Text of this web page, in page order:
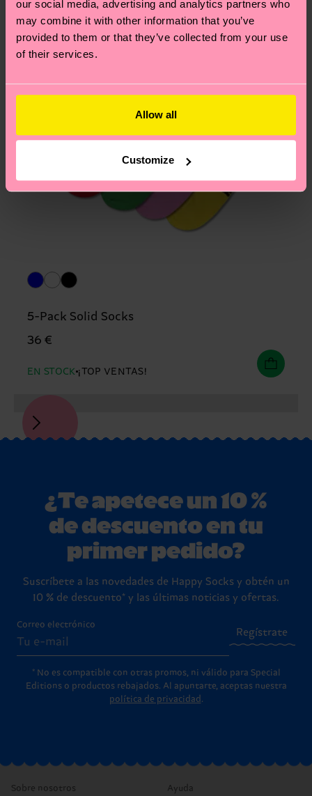
our social media, advertising and analytics partners who
may combine it with other information that you’ve
provided to them or that they’ve collected from your use
of their services.
Allow all
Customize
24% Poliamida, 1% Elastano
5-Pack Solid Socks
36 €
EN STOCK ¡TOP VENTAS!
¿Te apetece un 10 %
de descuento en tu
primer pedido?
Suscríbete a las novedades de Happy Socks y obtén un
10 % de descuento* y las últimas noticias y ofertas.
Correo electrónico
Regístrate
* No es compatible con otras promos, ni válido para Special
Editions o productos rebajados. Al apuntarte, aceptas nuestra
política de privacidad .
Sobre nosotros Ayuda